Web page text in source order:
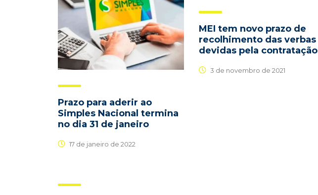
Prazo para aderir ao
Simples Nacional termina
no dia 31 de janeiro
17 de janeiro de 2022
MEI tem novo prazo de
recolhimento das verbas
devidas pela contratação
3 de novembro de 2021